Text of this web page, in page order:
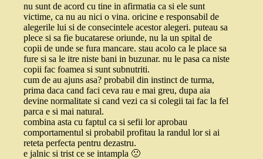
nu sunt de acord cu tine in afirmatia ca si ele sunt
victime, ca nu au nici o vina. oricine e responsabil de
alegerile lui si de consecintele acestor alegeri. puteau sa
plece si sa fie bucatarese oriunde, nu la un spital de
copii de unde se fura mancare. stau acolo ca le place sa
fure si sa le itre niste bani in buzunar. nu le pasa ca niste
copii fac foamea si sunt subnutriti.
cum de au ajuns asa? probabil din instinct de turma,
prima daca cand faci ceva rau e mai greu, dupa aia
devine normalitate si cand vezi ca si colegii tai fac la fel
parca e si mai natural.
combina asta cu faptul ca si sefii lor aprobau
comportamentul si probabil profitau la randul lor si ai
reteta perfecta pentru dezastru.
e jalnic si trist ce se intampla 🙁